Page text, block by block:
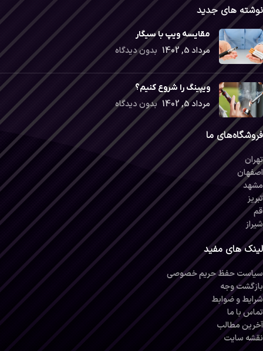
نوشته های جدید
مقایسه ویپ با سیگار
مرداد 5, 1402 بدون دیدگاه
ویپینگ را شروع کنیم؟
مرداد 5, 1402 بدون دیدگاه
فروشگاه‌های ما
تهران
اصفهان
مشهد
تبریز
قم
شیراز
لینک های مفید
سیاست حفظ حریم خصوصی
بازگشت وجه
شرایط و ضوابط
تماس با ما
آخرین مطالب
نقشه سایت